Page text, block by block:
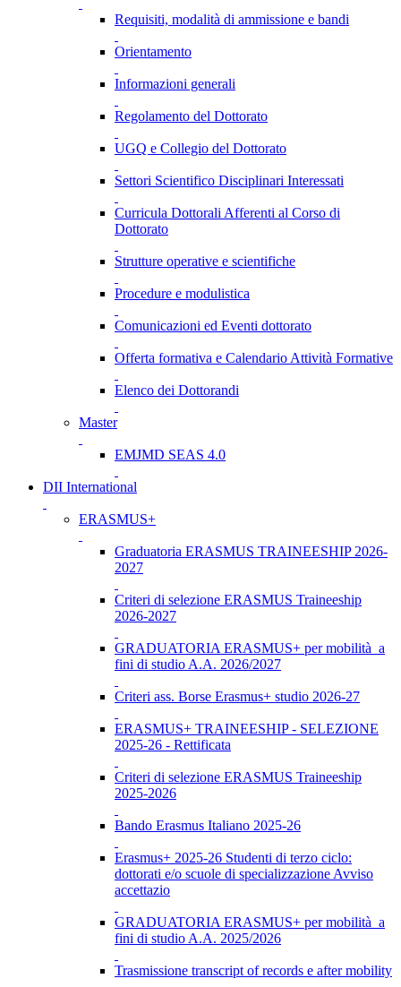
Requisiti, modalità di ammissione e bandi
Orientamento
Informazioni generali
Regolamento del Dottorato
UGQ e Collegio del Dottorato
Settori Scientifico Disciplinari Interessati
Curricula Dottorali Afferenti al Corso di
Dottorato
Strutture operative e scientifiche
Procedure e modulistica
Comunicazioni ed Eventi dottorato
Offerta formativa e Calendario Attività Formative
Elenco dei Dottorandi
Master
EMJMD SEAS 4.0
DII International
ERASMUS+
Graduatoria ERASMUS TRAINEESHIP 2026-
2027
Criteri di selezione ERASMUS Traineeship
2026-2027
GRADUATORIA ERASMUS+ per mobilità a
fini di studio A.A. 2026/2027
Criteri ass. Borse Erasmus+ studio 2026-27
ERASMUS+ TRAINEESHIP - SELEZIONE
2025-26 - Rettificata
Criteri di selezione ERASMUS Traineeship
2025-2026
Bando Erasmus Italiano 2025-26
Erasmus+ 2025-26 Studenti di terzo ciclo:
dottorati e/o scuole di specializzazione Avviso
accettazio
GRADUATORIA ERASMUS+ per mobilità a
fini di studio A.A. 2025/2026
Trasmissione transcript of records e after mobility